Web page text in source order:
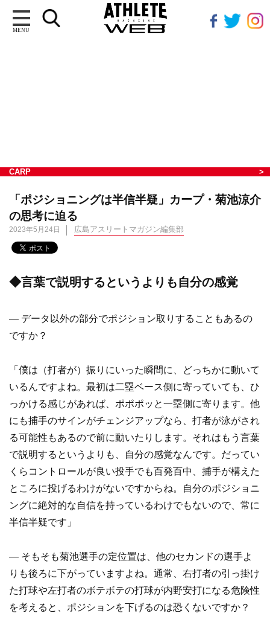
MENU
CARP
「ポジショニングは半信半疑」カープ・菊池涼介
の思考に迫る
2023年5月24日 広島アスリートマガジン編集部
◆言葉で説明するというよりも自分の感覚
― データ以外の部分でポジション取りすることもあるの
ですか？
「僕は（打者が）振りにいった瞬間に、どっちかに動いて
いるんですよね。最初は二塁ベース側に寄っていても、ひ
っかける感じがあれば、ポポポッと一塁側に寄ります。他
にも捕手のサインがチェンジアップなら、打者が泳がされ
る可能性もあるので前に動いたりします。それはもう言葉
で説明するというよりも、自分の感覚なんです。だってい
くらコントロールが良い投手でも百発百中、捕手が構えた
ところに投げるわけがないですからね。自分のポジショニ
ングに絶対的な自信を持っているわけでもないので、常に
半信半疑です」
― そもそも菊池選手の定位置は、他のセカンドの選手よ
りも後ろに下がっていますよね。通常、右打者の引っ掛け
た打球や左打者のボテボテの打球が内野安打になる危険性
を考えると、ポジションを下げるのは恐くないですか？